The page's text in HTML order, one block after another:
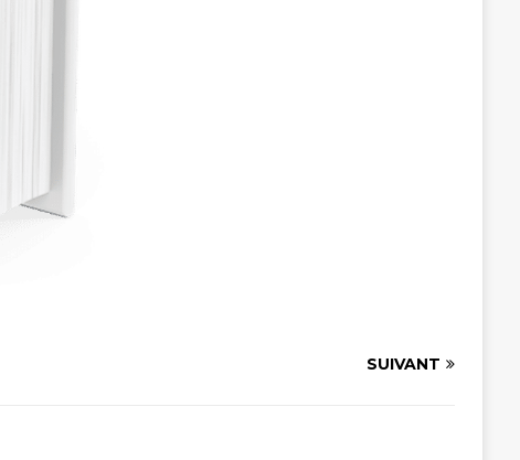
SUIVANT